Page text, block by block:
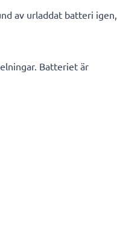
av urladdat batteri igen,
Batteriet är